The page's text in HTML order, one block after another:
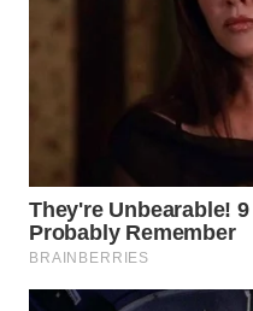
SEMARANG
WN
SOLO